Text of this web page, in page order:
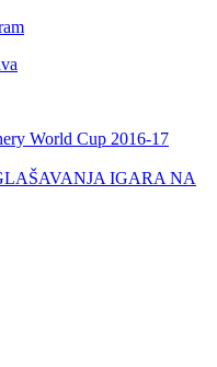
World Cup 2016-17
IGARA NA